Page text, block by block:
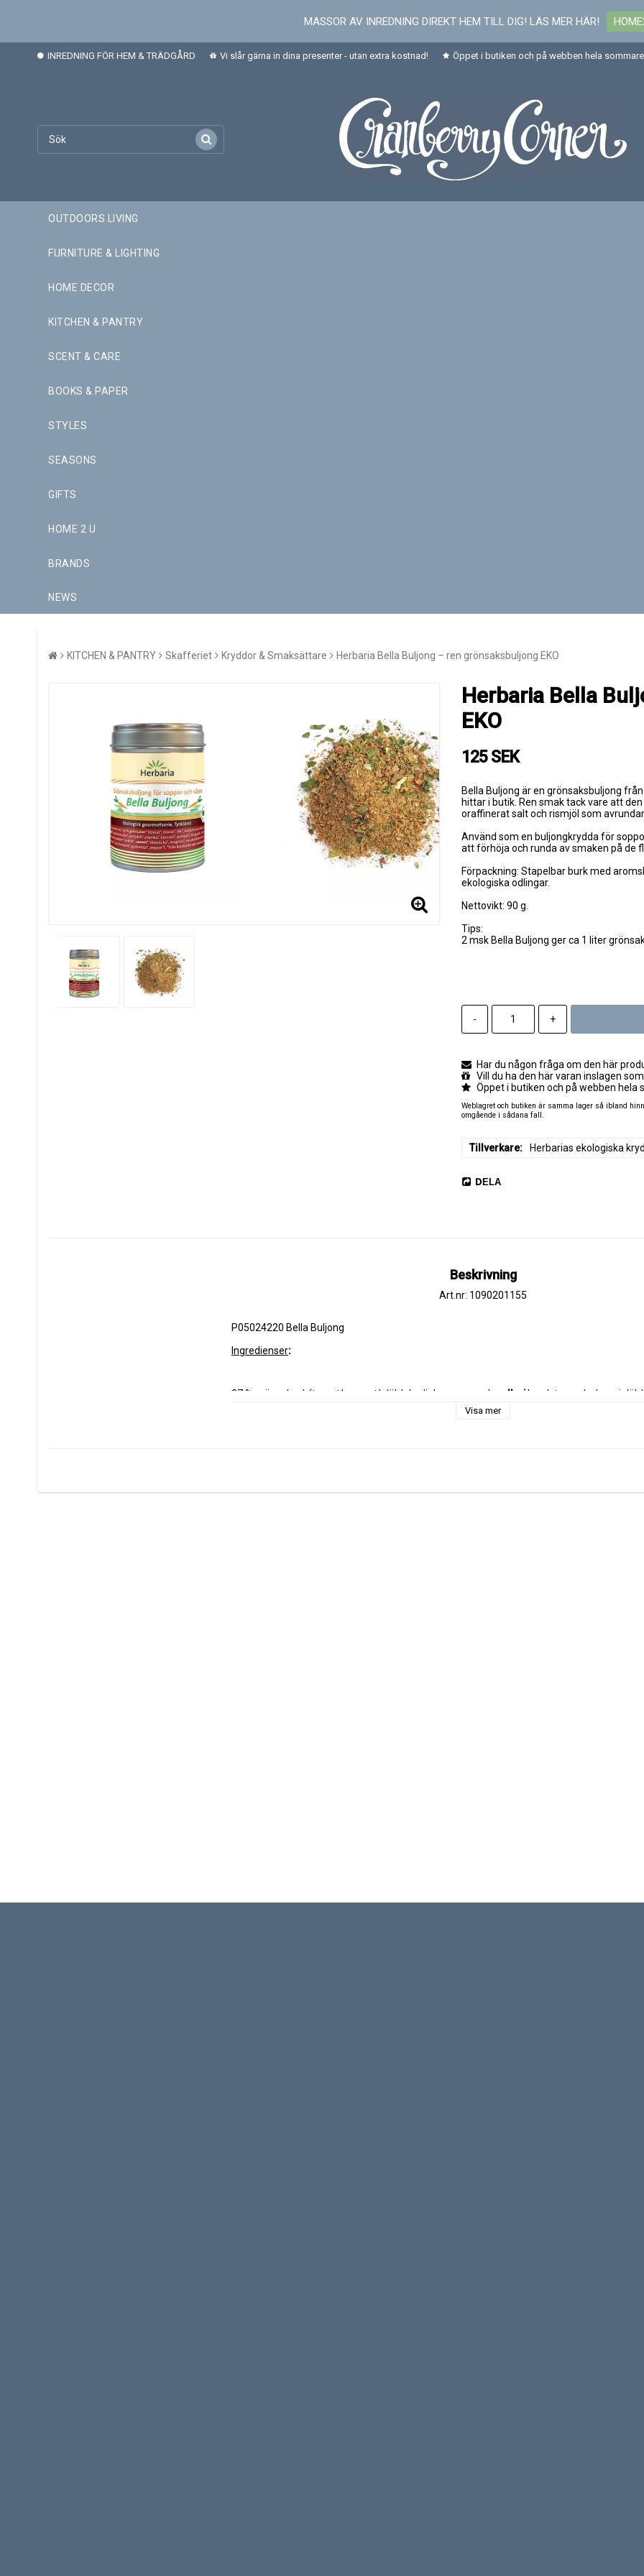
MASSOR AV INREDNING DIREKT HEM TILL DIG! LÄS MER HÄR!
INREDNING FÖR HEM & TRÄDGÅRD Vi slår gärna in dina presenter - utan extra kostnad! Öppet i butiken och på webben hela
OUTDOORS LIVING
FURNITURE & LIGHTING
HOME DECOR
KITCHEN & PANTRY
SCENT & CARE
BOOKS & PAPER
STYLES
SEASONS
GIFTS
HOME 2 U
BRANDS
NEWS
KITCHEN & PANTRY Skafferiet Kryddor & Smaksättare Herbaria Bella Buljong – ren grönsaksbuljong EKO
Herbaria Bella
EKO
125 SEK
Bella Buljong är en grönsaksbuljong
hittar i butik. Ren smak tack vare att
oraffinerat salt och rismjöl som
Använd som en buljongkrydda för
att förhöja och runda av smaken på de
Förpackning: Stapelbar burk med
ekologiska odlingar.
Nettovikt: 90 g.
Tips:
2 msk Bella Buljong ger ca 1 liter
- +
Har du någon fråga om den här
Vill du ha den här varan inslagen
Öppet i butiken och på webben hela
Weblagret och butiken är samma lager så ibland
omgående i sådana fall.
Tillverkare Herbarias ekologiska
DELA
Beskrivning
Art.nr: 1090201155
P05024220 Bella Buljong
Ingredienser:
37 % grönsaker* (tomat*, morot*, lök*, karljohanssvamp*, selleri*, palsternacka*,
pumpa*), bergsalt, rismjöl*, 9 % örter och kryddor* (vitlök*,
piplök*, persilja*, timjan*, spiskummin*, gurkmeja*, peppar*).
Visa mer